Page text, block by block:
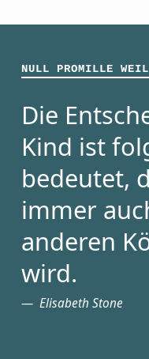
NULL PROMILLE
Die
Kind ist
bedeutet,
immer
anderen
wird.
Elisabeth Stone